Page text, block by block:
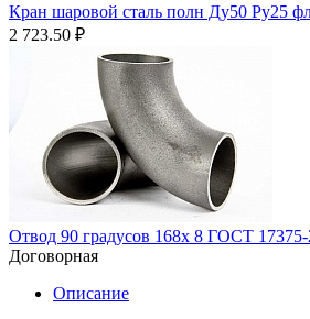
Кран шаровой сталь полн Ду50 Ру25
2 723.50 ₽
Отвод 90 градусов 168х 8 ГОСТ
Договорная
Описание